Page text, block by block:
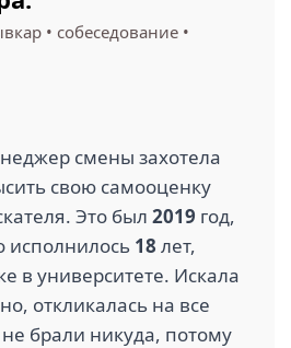
• собеседование •
смены захотела
свою самооценку
Это был 2019 год,
исполнилось 18 лет,
в университете. Искала
откликалась на все
брали никуда, потому